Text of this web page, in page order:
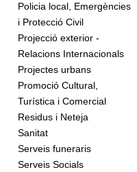
Policia local, Emergències
i Protecció Civil
Projecció exterior -
Relacions Internacionals
Projectes urbans
Promoció Cultural,
Turística i Comercial
Residus i Neteja
Sanitat
Serveis funeraris
Serveis Socials